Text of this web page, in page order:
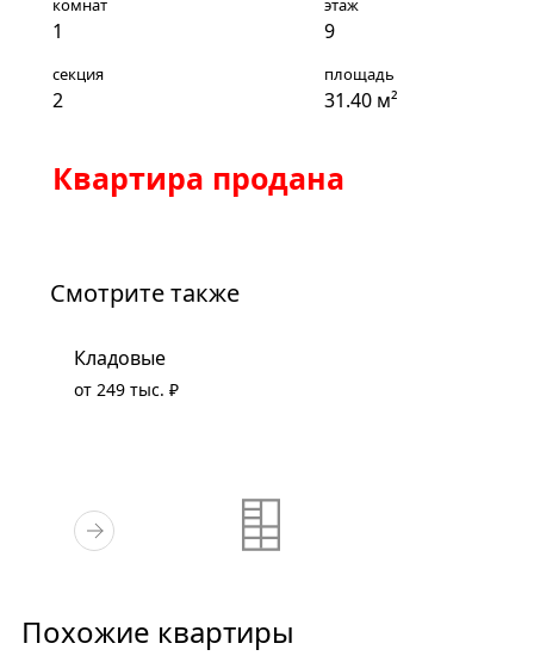
комнат
1
этаж
9
секция
2
площадь
31.40 м²
Квартира продана
Смотрите также
Кладовые
от 249 тыс. ₽
Похожие квартиры